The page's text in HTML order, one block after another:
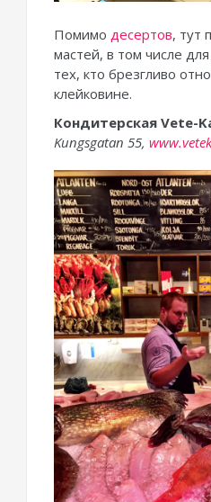
Помимо десертов, тут
мастей, в том числе
тех, кто брезгливо
клейковине.
Кондитерская Vete-
Kungsgatan 55,